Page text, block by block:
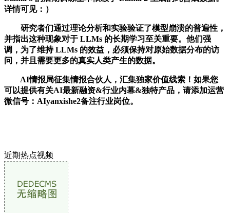
详情可见：）
研究者们通过理论分析和实验验证了模型崩溃的普遍性，
并指出这种现象对于 LLMs 的长期学习至关重要。他们强
调，为了维持 LLMs 的效益，必须保持对原始数据分布的访
问，并且需要更多的真实人类产生的数据。
AI情报局征集情报合伙人，汇集独家价值线索！如果您
可以提供有关AI最新融资&行业内幕&独特产品，请添加运营
微信号：AIyanxishe2备注行业岗位。
近期热点视频